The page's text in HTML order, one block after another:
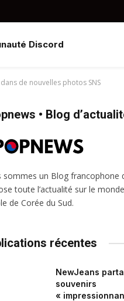
Discord
de nouvelles photos SNS
• Blog
sommes un Blog francophone
toute l’actualité sur le
de Corée du Sud.
récentes
NewJeans
souvenirs
«